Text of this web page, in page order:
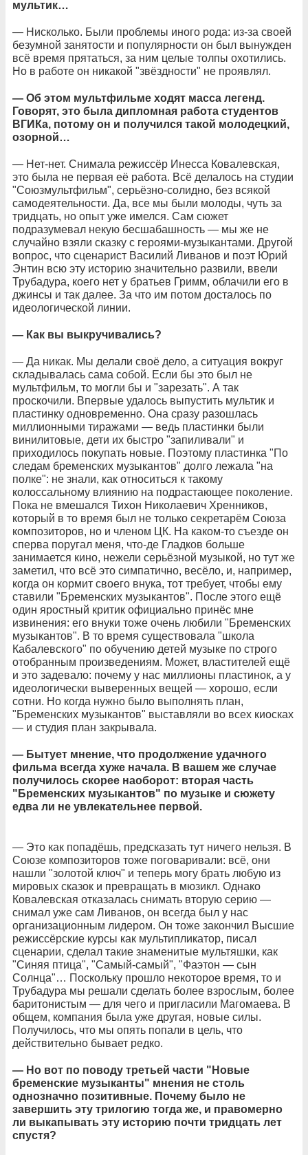
мультик…
— Нисколько. Были проблемы иного рода: из-за своей
безумной занятости и популярности он был вынужден
всё время прятаться, за ним целые толпы охотились.
Но в работе он никакой "звёздности" не проявлял.
— Об этом мультфильме ходят масса легенд.
Говорят, это была дипломная работа студентов
ВГИКа, потому он и получился такой молодецкий,
озорной…
— Нет-нет. Снимала режиссёр Инесса Ковалевская,
это была не первая её работа. Всё делалось на студии
"Союзмультфильм", серьёзно-солидно, без всякой
самодеятельности. Да, все мы были молоды, чуть за
тридцать, но опыт уже имелся. Сам сюжет
подразумевал некую бесшабашность — мы же не
случайно взяли сказку с героями-музыкантами. Другой
вопрос, что сценарист Василий Ливанов и поэт Юрий
Энтин всю эту историю значительно развили, ввели
Трубадура, коего нет у братьев Гримм, облачили его в
джинсы и так далее. За что им потом досталось по
идеологической линии.
— Как вы выкручивались?
— Да никак. Мы делали своё дело, а ситуация вокруг
складывалась сама собой. Если бы это был не
мультфильм, то могли бы и "зарезать". А так
проскочили. Впервые удалось выпустить мультик и
пластинку одновременно. Она сразу разошлась
миллионными тиражами — ведь пластинки были
винилитовые, дети их быстро "запиливали" и
приходилось покупать новые. Поэтому пластинка "По
следам бременских музыкантов" долго лежала "на
полке": не знали, как относиться к такому
колоссальному влиянию на подрастающее поколение.
Пока не вмешался Тихон Николаевич Хренников,
который в то время был не только секретарём Союза
композиторов, но и членом ЦК. На каком-то съезде он
сперва поругал меня, что-де Гладков больше
занимается кино, нежели серьёзной музыкой, но тут же
заметил, что всё это симпатично, весёло, и, например,
когда он кормит своего внука, тот требует, чтобы ему
ставили "Бременских музыкантов". После этого ещё
один яростный критик официально принёс мне
извинения: его внуки тоже очень любили "Бременских
музыкантов". В то время существовала "школа
Кабалевского" по обучению детей музыке по строго
отобранным произведениям. Может, властителей ещё
и это задевало: почему у нас миллионы пластинок, а у
идеологически выверенных вещей — хорошо, если
сотни. Но когда нужно было выполнять план,
"Бременских музыкантов" выставляли во всех киосках
— и студия план закрывала.
— Бытует мнение, что продолжение удачного
фильма всегда хуже начала. В вашем же случае
получилось скорее наоборот: вторая часть
"Бременских музыкантов" по музыке и сюжету
едва ли не увлекательнее первой.
— Это как попадёшь, предсказать тут ничего нельзя. В
Союзе композиторов тоже поговаривали: всё, они
нашли "золотой ключ" и теперь могу брать любую из
мировых сказок и превращать в мюзикл. Однако
Ковалевская отказалась снимать вторую серию —
снимал уже сам Ливанов, он всегда был у нас
организационным лидером. Он тоже закончил Высшие
режиссёрские курсы как мультипликатор, писал
сценарии, сделал такие знаменитые мультяшки, как
"Синяя птица", "Самый-самый", "Фаэтон — сын
Солнца"… Поскольку прошло некоторое время, то и
Трубадура мы решали сделать более взрослым, более
баритонистым — для чего и пригласили Магомаева. В
общем, компания была уже другая, новые силы.
Получилось, что мы опять попали в цель, что
действительно бывает редко.
— Но вот по поводу третьей части "Новые
бременские музыканты" мнения не столь
однозначно позитивные. Почему было не
завершить эту трилогию тогда же, и правомерно
ли выкапывать эту историю почти тридцать лет
спустя?